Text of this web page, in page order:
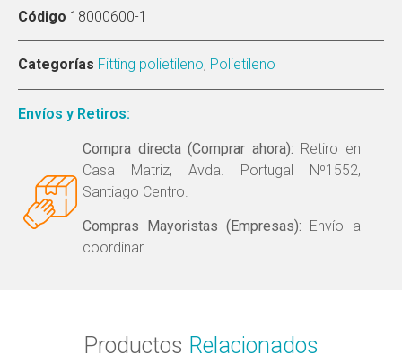
Código 18000600-1
Categorías Fitting polietileno, Polietileno
Envíos y Retiros:
Compra directa (Comprar ahora): Retiro en
Casa Matriz, Avda. Portugal Nº1552,
Santiago Centro.
Compras Mayoristas (Empresas): Envío a
coordinar.
Productos Relacionados